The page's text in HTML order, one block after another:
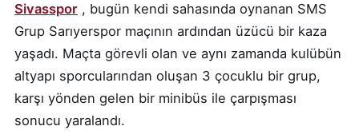
Sivasspor , bugün kendi sahasında oynanan SMS
Grup Sarıyerspor maçının ardından üzücü bir kaza
yaşadı. Maçta görevli olan ve aynı zamanda kulübün
altyapı sporcularından oluşan 3 çocuklu bir grup,
karşı yönden gelen bir minibüs ile çarpışması
sonucu yaralandı.